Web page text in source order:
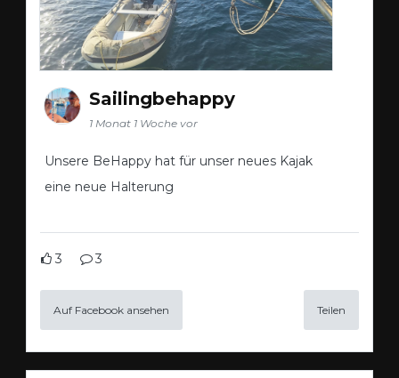
Sailingbehappy
1 Monat 1 Woche vor
Unsere BeHappy hat für unser neues Kajak
eine neue Halterung
3 3
Auf Facebook ansehen Teilen